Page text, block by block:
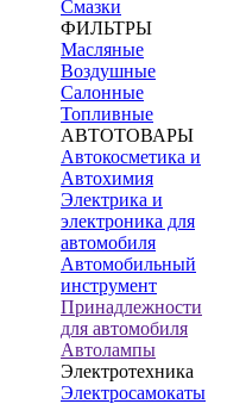
Смазки
ФИЛЬТРЫ
Масляные
Воздушные
Салонные
Топливные
АВТОТОВАРЫ
Автокосметика и
Автохимия
Электрика и
электроника для
автомобиля
Автомобильный
инструмент
Принадлежности
для автомобиля
Автолампы
Электротехника
Электросамокаты